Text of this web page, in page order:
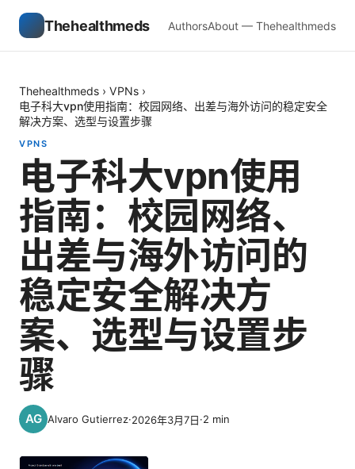
Thehealthmeds AuthorsAbout — Thehealthmeds
Thehealthmeds › VPNs ›
电子科大vpn使用指南：校园网络、出差与海外访问的稳定安全
解决方案、选型与设置步骤
VPNS
电子科大vpn使用
指南：校园网络、
出差与海外访问的
稳定安全解决方
案、选型与设置步
骤
Alvaro Gutierrez·2026年3月7日·2 min